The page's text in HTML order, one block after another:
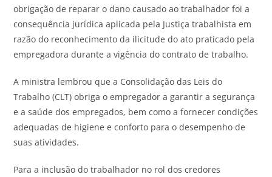
obrigação de reparar o dano causado ao trabalhador foi a
consequência jurídica aplicada pela Justiça trabalhista em
razão do reconhecimento da ilicitude do ato praticado pela
empregadora durante a vigência do contrato de trabalho.
A ministra lembrou que a Consolidação das Leis do
Trabalho (CLT) obriga o empregador a garantir a segurança
e a saúde dos empregados, bem como a fornecer condições
adequadas de higiene e conforto para o desempenho de
suas atividades.
Para a inclusão do trabalhador no rol dos credores